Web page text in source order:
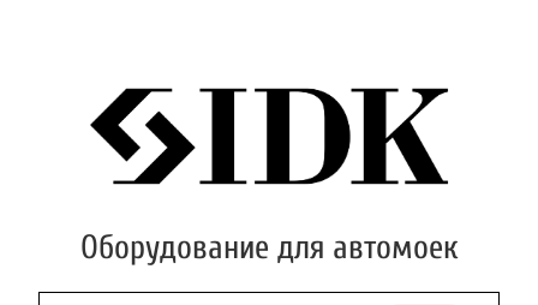
Оборудование для автомоек